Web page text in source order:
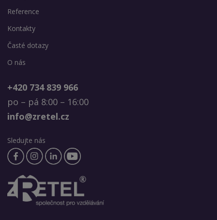
Reference
Kontakty
Časté dotazy
O nás
+420 734 839 966
po – pá 8:00 – 16:00
info@zretel.cz
Sledujte nás